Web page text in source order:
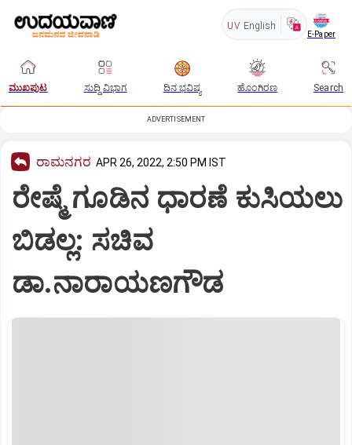
UV English
E-Paper
ಮುಖಪುಟ ಸುದ್ದಿ ವಿಭಾಗ ದಿನ ಭವಿಷ್ಯ ಹೊಂಗಿರಣ Search
ADVERTISEMENT
ರಾಮನಗರ APR 26, 2022, 2:50 PM IST
ರೇಷ್ಮೆ ಗೂಡಿನ ಧಾರಣೆ ಕುಸಿಯಲು
ಬಿಡಲ್ಲ: ಸಚಿವ
ಡಾ.ನಾರಾಯಣಗೌಡ